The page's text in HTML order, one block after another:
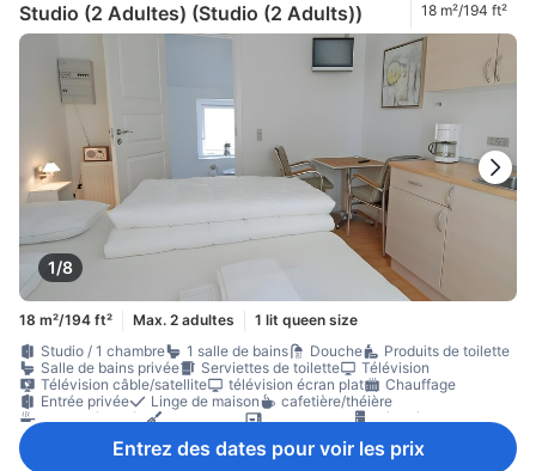
Studio (2 Adultes) (Studio (2 Adults)) 18 m²/194 ft²
1/8
18 m²/194 ft² Max. 2 adultes
1 lit queen size
Studio / 1 chambre
1 salle de bains Douche
Produits de toilette
Salle de bains privée
Serviettes de toilette
Télévision
Télévision câble/satellite
télévision écran plat
Chauffage
Entrée privée
Linge de maison
cafetière/théière
cuisine équipée
Réfrigérateur
Accessible par un escalier
Appartement privé dans immeuble
Entrez des dates pour voir les prix